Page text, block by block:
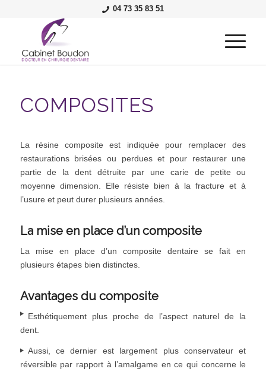
04 73 35 83 51
COMPOSITES
La résine composite est indiquée pour remplacer des
restaurations brisées ou perdues et pour restaurer une
partie de la dent détruite par une carie de petite ou
moyenne dimension. Elle résiste bien à la fracture et à
l’usure et peut durer plusieurs années.
La mise en place d’un composite
La mise en place d’un composite dentaire se fait en
plusieurs étapes bien distinctes.
Avantages du composite
Esthétiquement plus proche de l’aspect naturel de la
dent.
Aussi, ce dernier est largement plus conservateur et
réversible par rapport à l’amalgame en ce qui concerne le